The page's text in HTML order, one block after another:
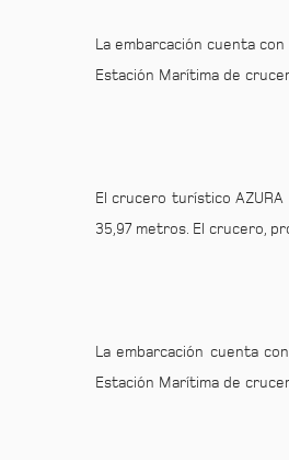
La embarcación cuenta
Estación Marítima de
El crucero turístico
35,97 metros. El crucero,
La embarcación cuenta
Estación Marítima de